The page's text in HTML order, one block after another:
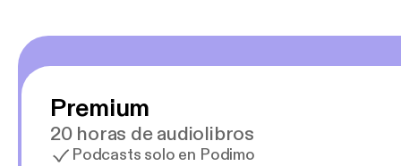
Premium
20 horas de audiolibros
Podcasts solo en Podimo